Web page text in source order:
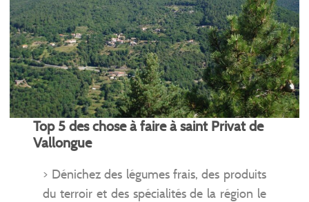
Top 5 des chose à faire à saint Privat de
Vallongue
> Dénichez des légumes frais, des produits
du terroir et des spécialités de la région le